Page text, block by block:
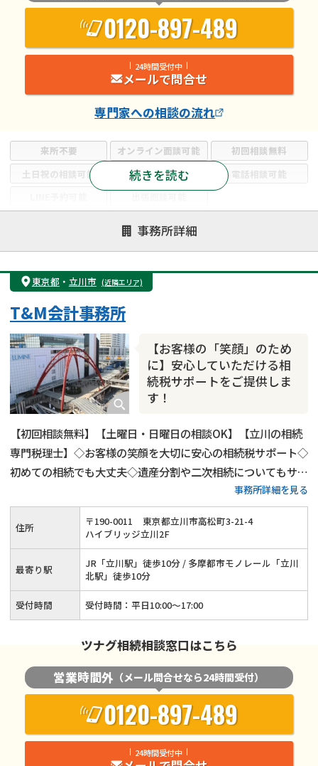
来所不要 オンライン面談可能
初回相談無料
土日祝の相談可能
19時以降電話可能
電話相談可能
遺言書作成・遺言執行
相続放棄
相続登記
遺産分割
遺留分侵害額請求
相続税申告
相続手続き
銀行手続き
成年後見・任意後見
相続人調査
相続財産調査
相続トラブル
続きを読む
0120-897-489
24時間受付中
メールで問合せ
専門家への相談の流れ
事務所詳細
東京都 ・ 立川市 (近隣エリア)
【お客様の「笑顔」のため
に】安心していただける相
続税サポートをご提供しま
す！
T&M会計事務所
【初回相談無料】【土曜日・日曜日の相談OK】【立川の相続
専門税理士】◇お客様の笑顔を大切に安心の相続税サポート◇
初めての相続でも大丈夫◇遺産分割や二次相続についてもサポ
事務所詳細を見る
住所 〒190-0011
東京都立川市高松町3-21-4
ハイブリッジ立川2F
最寄り駅
JR「立川駅」徒歩10分 / 多摩都市モノレール「立川
北駅」徒歩10分
受付時間 受付時間：平日10:00〜17:00
ツナグ相続相談窓口はこちら
営業時間外 （メール問合せなら24時間受付）
0120-897-489
24時間受付中